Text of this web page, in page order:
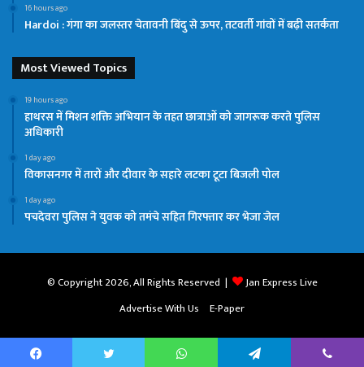
16 hours ago
Hardoi : गंगा का जलस्तर चेतावनी बिंदु से ऊपर, तटवर्ती गांवों में बढ़ी सतर्कता
Most Viewed Topics
19 hours ago
हाथरस में मिशन शक्ति अभियान के तहत छात्राओं को जागरूक करते पुलिस
अधिकारी
1 day ago
विकासनगर में तारों और दीवार के सहारे लटका टूटा बिजली पोल
1 day ago
पचदेवरा पुलिस ने युवक को तमंचे सहित गिरफ्तार कर भेजा जेल
© Copyright 2026, All Rights Reserved |
Jan Express Live
Advertise With Us
E-Paper